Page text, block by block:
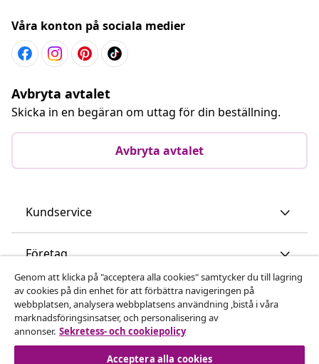
Våra konton på sociala medier
Avbryta avtalet
Skicka in en begäran om uttag för din beställning.
Avbryta avtalet
Kundservice
Företag
vidaXL
Upptäck mer
Genom att klicka på "acceptera alla cookies" samtycker du till lagring
av cookies på din enhet för att förbättra navigeringen på
webbplatsen, analysera webbplatsens användning ,bistå i våra
marknadsföringsinsatser, och personalisering av
annonser. Sekretess- och cookiepolicy
Acceptera alla cookies